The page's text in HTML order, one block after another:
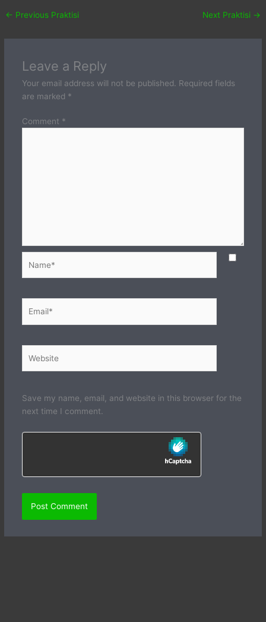
← Previous Praktisi Next Praktisi →
Leave a Reply
Your email address will not be published.
Required fields
are marked *
Comment *
Save my name, email, and website in this browser for the
next time I comment.